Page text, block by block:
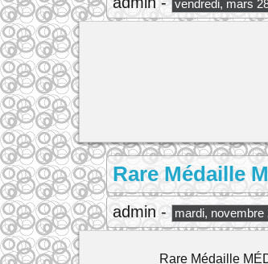
vendredi, mars
Rare Médaille
admin - mardi, novembre
Rare Médaille